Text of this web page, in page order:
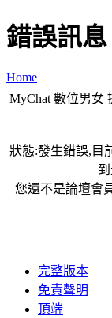
錯誤訊息
Home
MyChat 數位男女
狀態:發生錯誤,目
您還不是論壇會
完整版本
免責聲明
頂端